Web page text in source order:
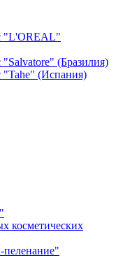
"L'OREAL"
"Salvatore" (Бразилия)
"Tahe" (Испания)
косметических